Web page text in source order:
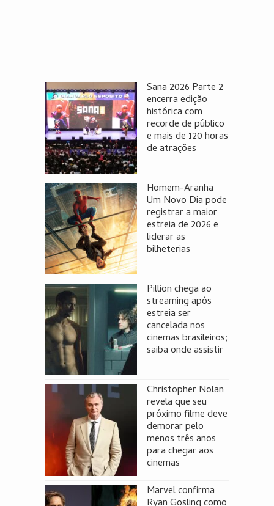
Sana 2026 Parte 2
encerra edição
histórica com
recorde de público
e mais de 120 horas
de atrações
Homem-Aranha
Um Novo Dia pode
registrar a maior
estreia de 2026 e
liderar as
bilheterias
Pillion chega ao
streaming após
estreia ser
cancelada nos
cinemas brasileiros;
saiba onde assistir
Christopher Nolan
revela que seu
próximo filme deve
demorar pelo
menos três anos
para chegar aos
cinemas
Marvel confirma